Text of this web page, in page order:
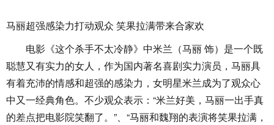
马丽超强感染力打动观众 笑果拉满带来合家欢
电影《这个杀手不太冷静》中米兰（马丽 饰）是一个既
聪慧又有实力的女人，作为国内著名喜剧实力演员，马丽具
有着充沛的情感和超强的感染力，女明星米兰成为了观众心
中又一经典角色。不少观众表示：“米兰好美，马丽一出手真
的差点把电影院笑翻了。”、“马丽和魏翔的表演将笑果拉满，